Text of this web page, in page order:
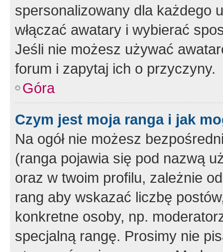
spersonalizowany dla każdego
włączać awatary i wybierać
Jeśli nie możesz używać
forum i zapytaj ich o przyczyny.
Góra
Czym jest moja ranga i jak
Na ogół nie możesz
(ranga pojawia się pod nazwą
oraz w twoim profilu, zależnie
rang aby wskazać liczbę
konkretne osoby, np.
specjalną rangę. Prosimy nie